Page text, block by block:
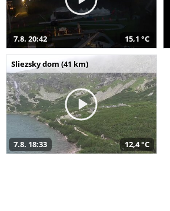
7.8. 20:42 15,1 °C
Sliezsky dom (41 km)
7.8. 18:33 12,4 °C